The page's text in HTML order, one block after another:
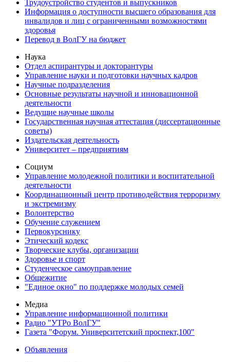
Трудоустройство студентов и выпускников
Информация о доступности высшего образования для
инвалидов и лиц с ограниченными возможностями
здоровья
Перевод в ВолГУ на бюджет
Наука
Отдел аспирантуры и докторантуры
Управление науки и подготовки научных кадров
Научные подразделения
Основные результаты научной и инновационной
деятельности
Ведущие научные школы
Государственная научная аттестация (диссертационные
советы)
Издательская деятельность
Университет – предприятиям
Социум
Управление молодежной политики и воспитательной
деятельности
Координационный центр противодействия терроризму
и экстремизму
Волонтерство
Обучение служением
Первокурснику
Этический кодекс
Творческие клубы, организации
Здоровье и спорт
Студенческое самоуправление
Общежитие
"Единое окно" по поддержке молодых семей
Медиа
Управление информационной политики
Радио "УТРо ВолГУ"
Газета "Форум. Университетский проспект,100"
Объявления